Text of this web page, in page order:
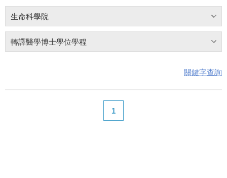
生命科學院
轉譯醫學博士學位學程
關鍵字查詢
1